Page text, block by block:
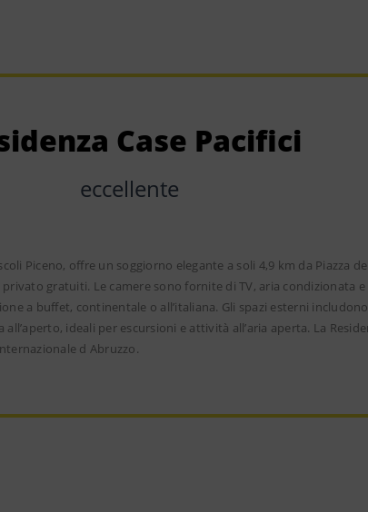
Case Pacifici
eccellente
Piceno, offre un soggiorno elegante a soli 4,9 km da Piazza
gratuiti. Le camere sono fornite di TV, aria condizionata
a buffet, continentale o all’italiana. Gli spazi esterni
ideali per escursioni e attività all’aria aperta. La
d Abruzzo.